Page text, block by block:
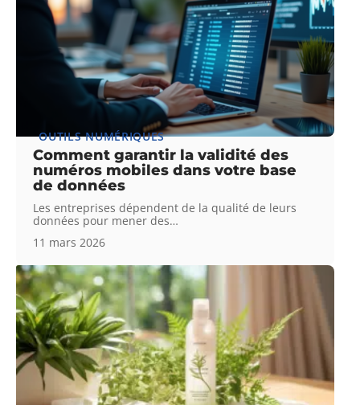
OUTILS NUMÉRIQUES
Comment garantir la validité des
numéros mobiles dans votre base
de données
Les entreprises dépendent de la qualité de leurs
données pour mener des…
11 mars 2026